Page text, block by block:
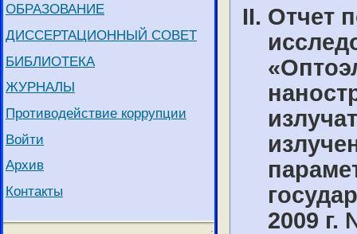
ОБРАЗОВАНИЕ
ДИССЕРТАЦИОННЫЙ СОВЕТ
БИБЛИОТЕКА
ЖУРНАЛЫ
Противодействие коррупции
Войти
Архив
Контакты
Отчет
2009 г.